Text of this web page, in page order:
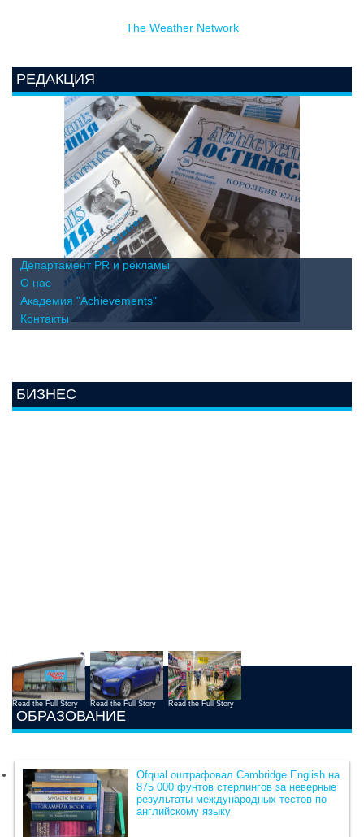
The Weather Network
РЕДАКЦИЯ
Департамент PR и рекламы
О нас
Академия "Achievements"
Контакты
БИЗНЕС
Read the Full Story Read the Full Story Read the Full Story
ОБРАЗОВАНИЕ
Ofqual оштрафовал Cambridge English на
875 000 фунтов стерлингов за неверные
результаты международных тестов по
английскому языку